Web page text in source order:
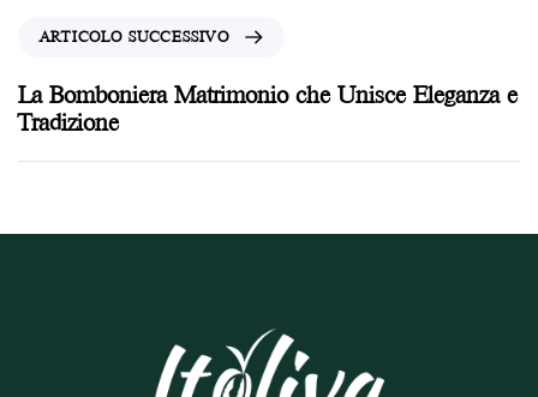
ARTICOLO SUCCESSIVO
La Bomboniera Matrimonio che Unisce Eleganza e
Tradizione